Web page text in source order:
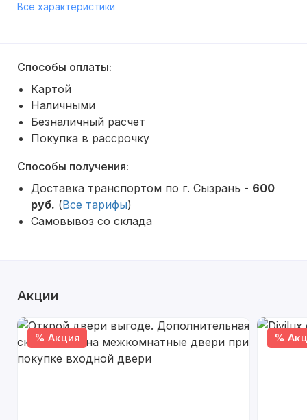
Все характеристики
Способы оплаты:
Картой
Наличными
Безналичный расчет
Покупка в рассрочку
Способы получения:
Доставка транспортом по г. Сызрань - 600
руб. (Все тарифы)
Самовывоз со склада
Акции
% Акция %